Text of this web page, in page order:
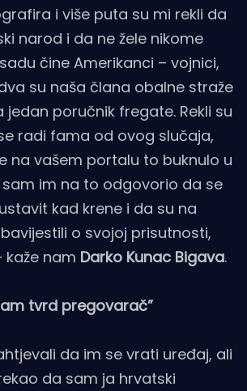
i više puta su mi rekli da
narod i da ne žele nikome
čine Amerikanci – vojnici,
su naša člana obalne straže
poručnik fregate. Rekli su
radi fama od ovog slučaja,
na vašem portalu to buknulo u
sam im na to odgovorio da se
kad krene i da su na
o svojoj prisutnosti,
kaže nam Darko Kunac Bigava.
tvrd pregovarač”
da im se vrati uređaj, ali
da sam ja hrvatski